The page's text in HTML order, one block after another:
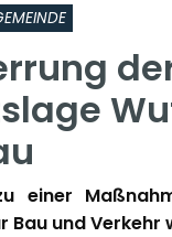
einer
Bau und